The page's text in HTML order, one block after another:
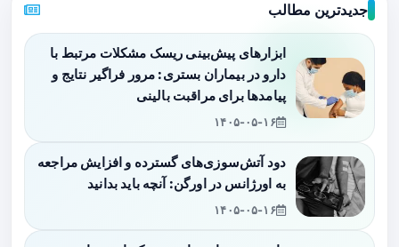
جدیدترین مطالب
ابزارهای پیش‌بینی ریسک مشکلات مرتبط با
دارو در بیماران بستری: مرور فراگیر نتایج و
پیامدها برای مراقبت بالینی
۱۴۰۵-۰۵-۱۶
دود آتش‌سوزی‌های گسترده و افزایش مراجعه
به اورژانس در اورگن: آنچه باید بدانید
۱۴۰۵-۰۵-۱۶